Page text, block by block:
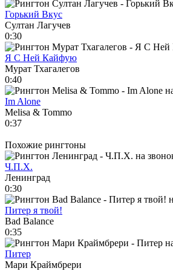
Горький Вкус
Султан Лагучев
0:30
Я С Ней Кайфую
Мурат Тхагалегов
0:40
Im Alone
Melisa & Tommo
0:37
Похожие рингтоны
Ч.П.Х.
Ленинград
0:30
Питер я твой!
Bad Balance
0:35
Питер
Мари Краймбрери